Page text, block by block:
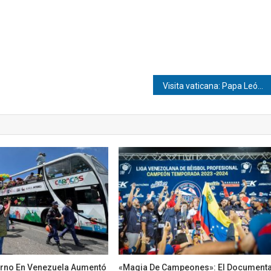
En Venezuela Aumentó
«Magia De Campeones»: El